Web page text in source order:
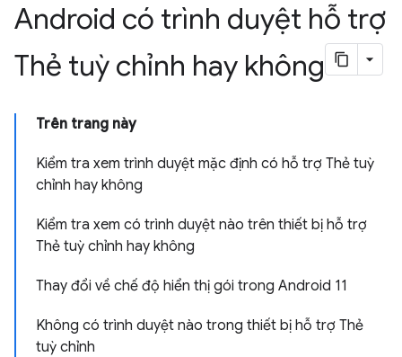
Android có trình duyệt hỗ trợ
Thẻ tuỳ chỉnh hay không
Trên trang này
Kiểm tra xem trình duyệt mặc định có hỗ trợ Thẻ tuỳ
chỉnh hay không
Kiểm tra xem có trình duyệt nào trên thiết bị hỗ trợ
Thẻ tuỳ chỉnh hay không
Thay đổi về chế độ hiển thị gói trong Android 11
Không có trình duyệt nào trong thiết bị hỗ trợ Thẻ
tuỳ chỉnh